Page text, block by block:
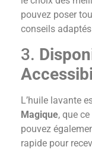
pouvez poser
conseils
3.
L’huile lavante
Magique, que
pouvez
rapide pour